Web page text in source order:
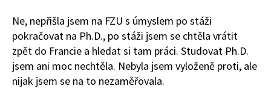
Ne, nepřišla jsem na FZU s úmyslem po stáži
pokračovat na Ph.D., po stáži jsem se chtěla vrátit
zpět do Francie a hledat si tam práci. Studovat Ph.D.
jsem ani moc nechtěla. Nebyla jsem vyloženě proti, ale
nijak jsem se na to nezaměřovala.